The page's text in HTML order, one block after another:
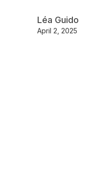
Léa Guido
April 2, 2025